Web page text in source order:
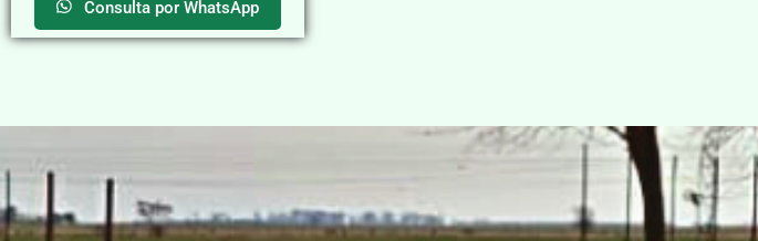
Consulta por WhatsApp